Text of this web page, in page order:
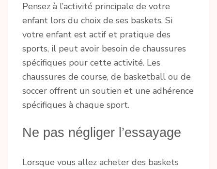
Pensez à l’activité principale de votre
enfant lors du choix de ses baskets. Si
votre enfant est actif et pratique des
sports, il peut avoir besoin de chaussures
spécifiques pour cette activité. Les
chaussures de course, de basketball ou de
soccer offrent un soutien et une adhérence
spécifiques à chaque sport.
Ne pas négliger l’essayage
Lorsque vous allez acheter des baskets